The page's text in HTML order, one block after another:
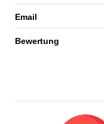
Email
Bewertung